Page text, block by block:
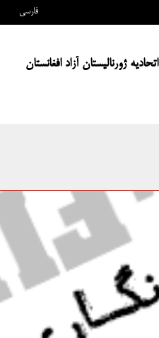
فارسی
اتحادیه ژورنالیستان آزاد افغانستان